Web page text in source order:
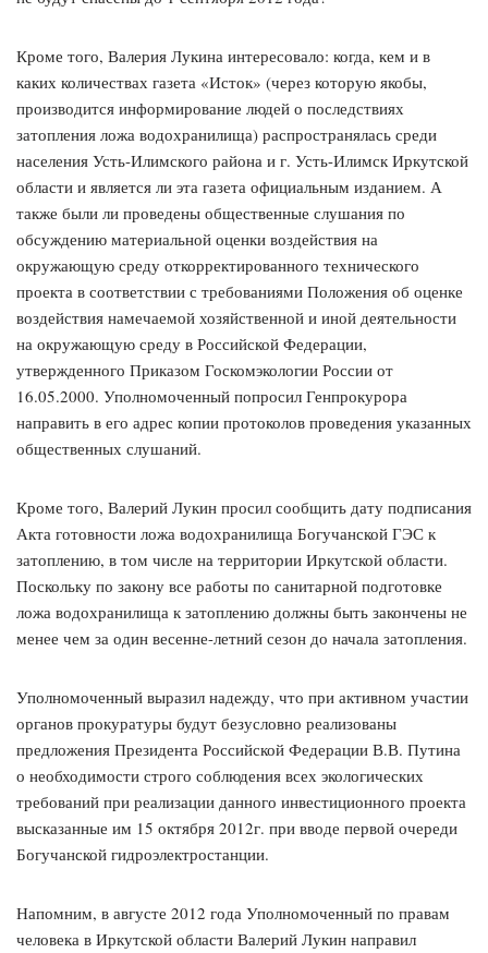
Кроме того, Валерия Лукина интересовало: когда, кем и в
каких количествах газета «Исток» (через которую якобы,
производится информирование людей о последствиях
затопления ложа водохранилища) распространялась среди
населения Усть-Илимского района и г. Усть-Илимск Иркутской
области и является ли эта газета официальным изданием. А
также были ли проведены общественные слушания по
обсуждению материальной оценки воздействия на
окружающую среду откорректированного технического
проекта в соответствии с требованиями Положения об оценке
воздействия намечаемой хозяйственной и иной деятельности
на окружающую среду в Российской Федерации,
утвержденного Приказом Госкомэкологии России от
16.05.2000. Уполномоченный попросил Генпрокурора
направить в его адрес копии протоколов проведения указанных
общественных слушаний.
Кроме того, Валерий Лукин просил сообщить дату подписания
Акта готовности ложа водохранилища Богучанской ГЭС к
затоплению, в том числе на территории Иркутской области.
Поскольку по закону все работы по санитарной подготовке
ложа водохранилища к затоплению должны быть закончены не
менее чем за один весенне-летний сезон до начала затопления.
Уполномоченный выразил надежду, что при активном участии
органов прокуратуры будут безусловно реализованы
предложения Президента Российской Федерации В.В. Путина
о необходимости строго соблюдения всех экологических
требований при реализации данного инвестиционного проекта
высказанные им 15 октября 2012г. при вводе первой очереди
Богучанской гидроэлектростанции.
Напомним, в августе 2012 года Уполномоченный по правам
человека в Иркутской области Валерий Лукин направил